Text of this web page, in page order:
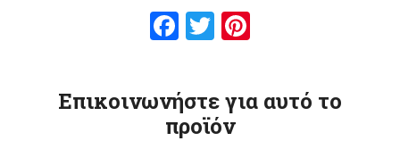
Facebook
Twitter
Επικοινωνήστε για αυτό το
προϊόν